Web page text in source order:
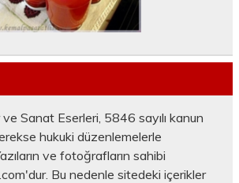
Sanat Eserleri, 5846 sayılı kanun
hukuki düzenlemelerle
ve fotoğrafların sahibi
Bu nedenle sitedeki içerikler